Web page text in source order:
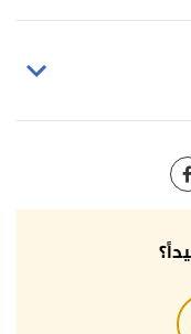
Pregnancy